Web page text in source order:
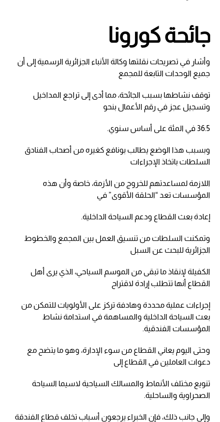
جائحة كورونا
وأشار في تصريحات نقلتها وكالة الأنباء الجزائرية الرسمية إلى أن
جميع الوحدات التابعة للمجمع
توقف نشاطها بسبب الجائحة، مما أدى إلى تراجع المداخيل
وتسجيل عجز في رقم الأعمال بنحو
36.5 في المئة على أساس سنوي.
وبسبب هذا الوضع يطالب بونافع كغيره من أصحاب الفنادق
السلطات باتخاذ الإجراءات
اللازمة لمساعدتهم للخروج من الأزمة، خاصة وأن هذه
المؤسسات تعد “الحلقة الأقوى” في
إعادة بعث القطاع ودعم السياحة الداخلية.
وتمكنت السلطات من تنسيق العمل بين المجمع والخطوط
الجزائرية للبحث عن السبل
الكفيلة لإنقاذ ما تبقى من الموسم السياحي، الذي يرى أهل
القطاع أنها تتطلب إرادة لاقتراح
إجراءات عملية محددة وهادفة تركز على الأولويات للتمكن من
بعث السياحة الداخلية والمساهمة في استدامة نشاط
المؤسسات الفندقية.
وحتى اليوم يعاني القطاع من سوء الإدارة، وهو ما يتضح مع
دعوات العاملين في القطاع إلى
تنويع مختلف الأنماط والمسالك السياحية لاسيما السياحة
الصحراوية والساحلية.
وإلى جانب ذلك، فإن الخبراء يرجعون أسباب تخلف قطاع الفندقة